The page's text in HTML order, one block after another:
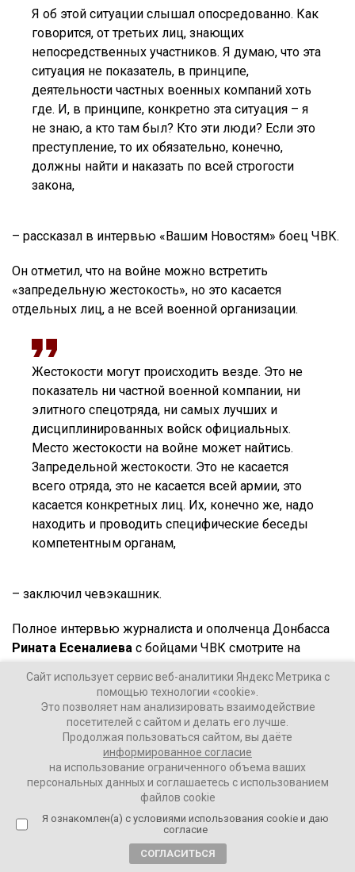
Я об этой ситуации слышал опосредованно. Как
говорится, от третьих лиц, знающих
непосредственных участников. Я думаю, что эта
ситуация не показатель, в принципе,
деятельности частных военных компаний хоть
где. И, в принципе, конкретно эта ситуация – я
не знаю, а кто там был? Кто эти люди? Если это
преступление, то их обязательно, конечно,
должны найти и наказать по всей строгости
закона,
– рассказал в интервью «Вашим Новостям» боец ЧВК.
Он отметил, что на войне можно встретить
«запредельную жестокость», но это касается
отдельных лиц, а не всей военной организации.
Жестокости могут происходить везде. Это не
показатель ни частной военной компании, ни
элитного спецотряда, ни самых лучших и
дисциплинированных войск официальных.
Место жестокости на войне может найтись.
Запредельной жестокости. Это не касается
всего отряда, это не касается всей армии, это
касается конкретных лиц. Их, конечно же, надо
находить и проводить специфические беседы
компетентным органам,
– заключил чевэкашник.
Полное интервью журналиста и ополченца Донбасса
Рината Есеналиева с бойцами ЧВК смотрите на
Ваши Новости
28 декабря 2021
ПОДЕЛИТЬСЯ
Сайт использует сервис веб-аналитики Яндекс Метрика с
помощью технологии «cookie».
Это позволяет нам анализировать взаимодействие
посетителей с сайтом и делать его лучше.
Продолжая пользоваться сайтом, вы даёте
информированное согласие
на использование ограниченного объема ваших
персональных данных и соглашаетесь с использованием
файлов cookie
Я ознакомлен(а) с условиями использования cookie и даю
согласие
СОГЛАСИТЬСЯ